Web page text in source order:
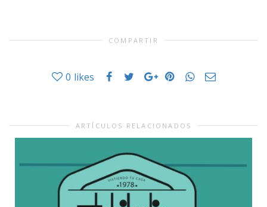
COMPARTIR
0 likes
ARTÍCULOS RELACIONADOS